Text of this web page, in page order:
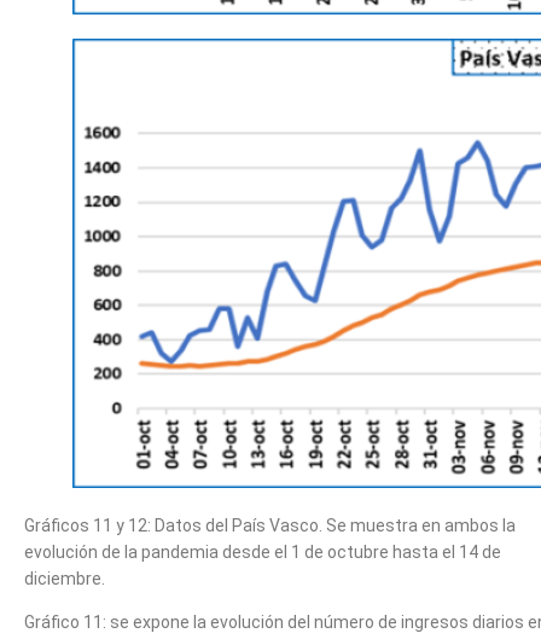
Gráficos 11 y 12: Datos del País Vasco. Se muestra en ambos la
evolución de la pandemia desde el 1 de octubre hasta el 14 de
diciembre.
Gráfico 11: se expone la evolución del número de ingresos diarios